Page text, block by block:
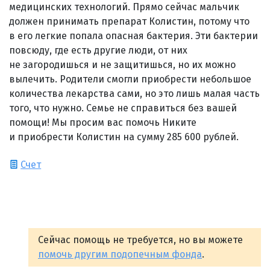
медицинских технологий. Прямо сейчас мальчик
должен принимать препарат Колистин, потому что
в его легкие попала опасная бактерия. Эти бактерии
повсюду, где есть другие люди, от них
не загородишься и не защитишься, но их можно
вылечить. Родители смогли приобрести небольшое
количества лекарства сами, но это лишь малая часть
того, что нужно. Семье не справиться без вашей
помощи! Мы просим вас помочь Никите
и приобрести Колистин на сумму 285 600 рублей.
Счет
Сейчас помощь не требуется, но вы можете
помочь другим подопечным фонда.